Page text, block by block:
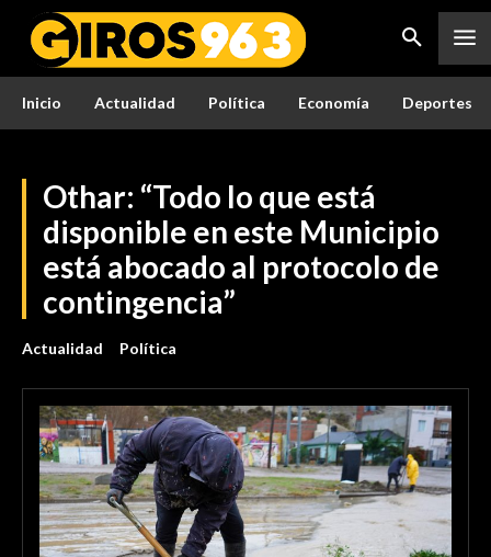
Inicio Actualidad Política Economía Deportes
Othar: “Todo lo que está
disponible en este Municipio
está abocado al protocolo de
contingencia”
Actualidad Política